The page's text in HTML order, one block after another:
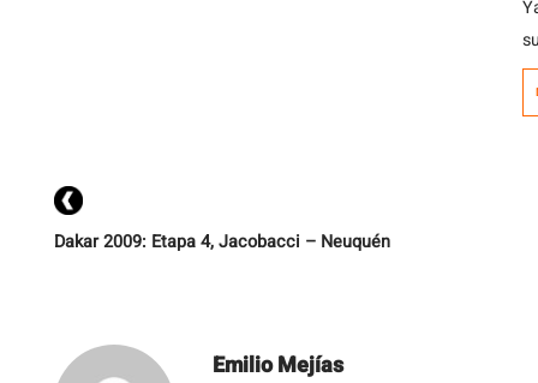
Dakar 2009: Etapa 4, Jacobacci – Neuquén
Emilio Mejías